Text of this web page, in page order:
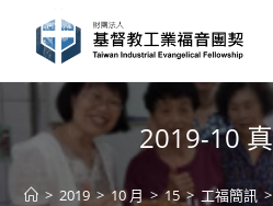
content
2019-10
> 2019 > 10 月 > 15 > 工福簡訊 >